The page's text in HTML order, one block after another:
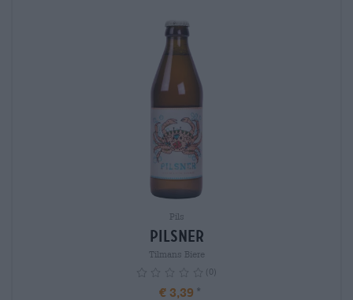
Pils
Pilsner
Tilmans Biere
(0)
€ 3,39